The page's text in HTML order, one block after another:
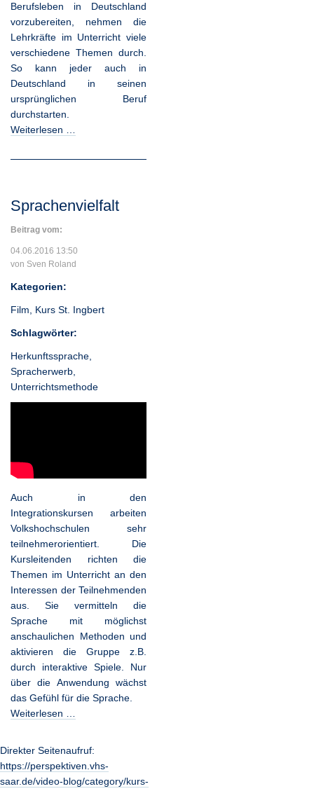
Berufsleben in Deutschland
vorzubereiten, nehmen die
Lehrkräfte im Unterricht viele
verschiedene Themen durch.
So kann jeder auch in
Deutschland in seinen
ursprünglichen Beruf
durchstarten.
Weiterlesen …
Sprachenvielfalt
Beitrag vom:
04.06.2016 13:50
von Sven Roland
Kategorien:
Film, Kurs St. Ingbert
Schlagwörter:
Herkunftssprache,
Spracherwerb,
Unterrichtsmethode
Auch in den
Integrationskursen arbeiten
Volkshochschulen sehr
teilnehmerorientiert. Die
Kursleitenden richten die
Themen im Unterricht an den
Interessen der Teilnehmenden
aus. Sie vermitteln die
Sprache mit möglichst
anschaulichen Methoden und
aktivieren die Gruppe z.B.
durch interaktive Spiele. Nur
über die Anwendung wächst
das Gefühl für die Sprache.
Weiterlesen …
Direkter Seitenaufruf:
https://perspektiven.vhs-
saar.de/video-blog/category/kurs-